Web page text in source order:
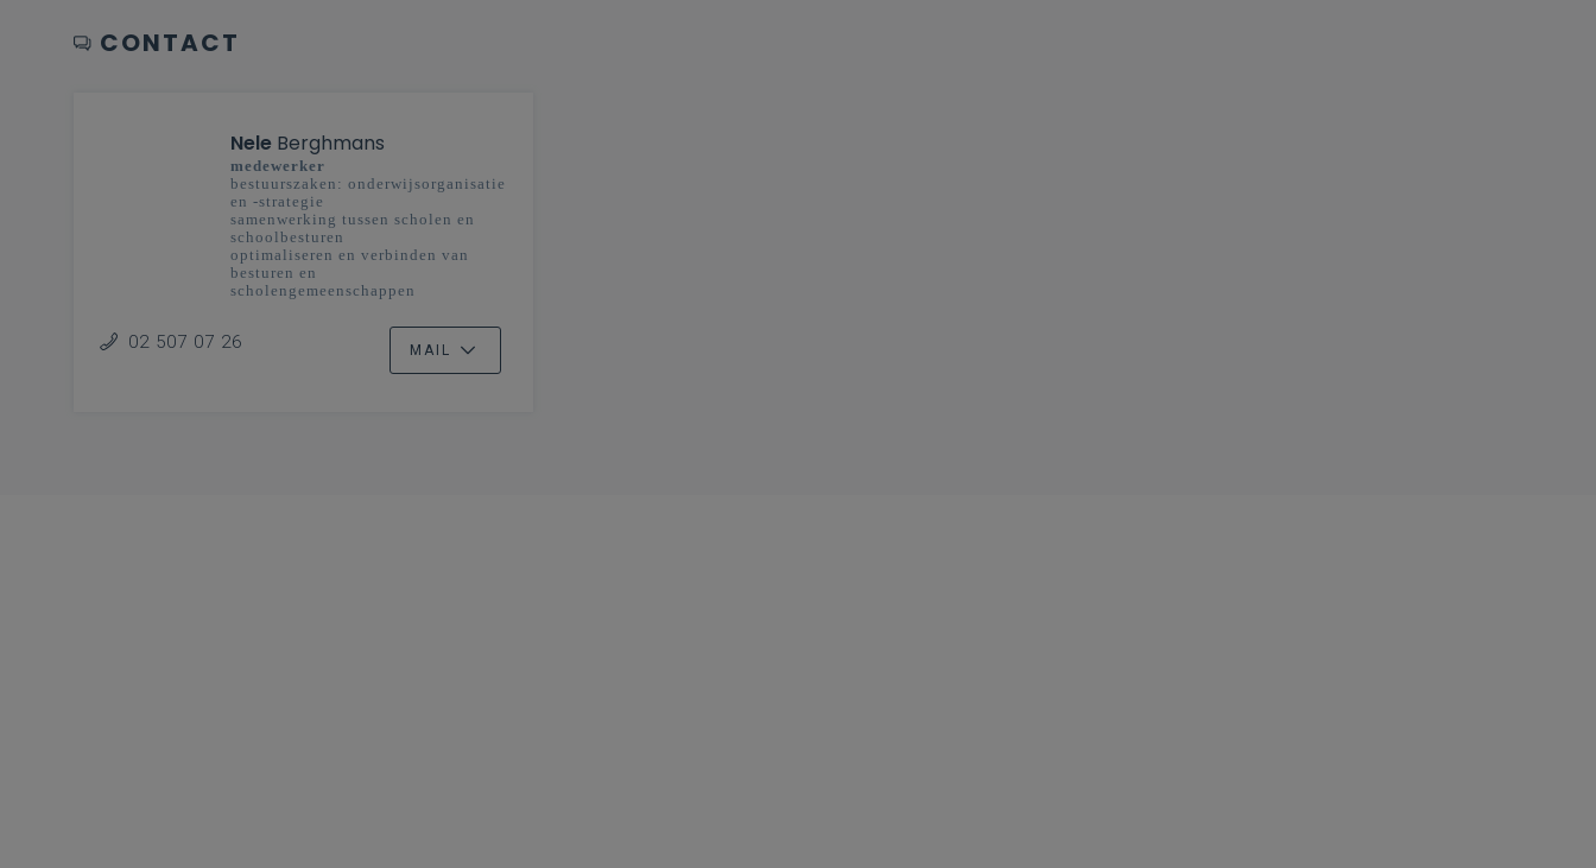
CONTACT
Nele Berghmans
medewerker
bestuurszaken: onderwijsorganisatie
en -strategie
samenwerking tussen scholen en
schoolbesturen
optimaliseren en verbinden van
besturen en
scholengemeenschappen
02 507 07 26 MAIL